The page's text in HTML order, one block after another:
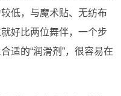
低，与魔术贴、无纺布
好比两位舞伴，一个步
适的“润滑剂”，很容易在